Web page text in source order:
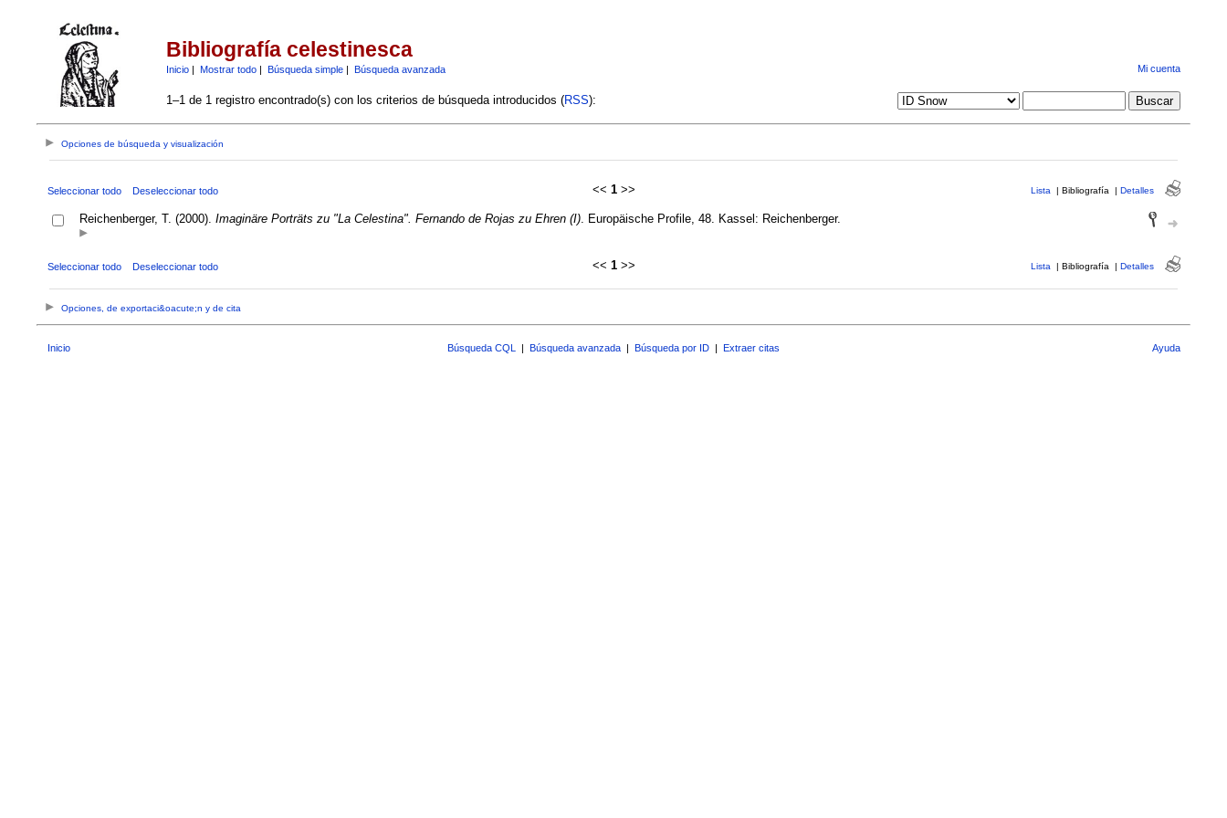
Bibliografía celestinesca
Inicio| Mostrar todo| Búsqueda simple| Búsqueda avanzada Mi cuenta
1–1 de 1 registro encontrado(s) con los criterios de búsqueda introducidos (RSS):
Opciones de búsqueda y visualización
Seleccionar todo Deseleccionar todo << 1>> Lista | Bibliografía | Detalles
Reichenberger, T. (2000). Imaginäre Porträts zu "La Celestina". Fernando de Rojas zu Ehren (I). Europäische Profile, 48. Kassel: Reichenberger.
Seleccionar todo Deseleccionar todo << 1>> Lista | Bibliografía | Detalles
Opciones, de exportaci&oacute;n y de cita
Inicio Búsqueda CQL | Búsqueda avanzada | Búsqueda por ID | Extraer citas Ayuda